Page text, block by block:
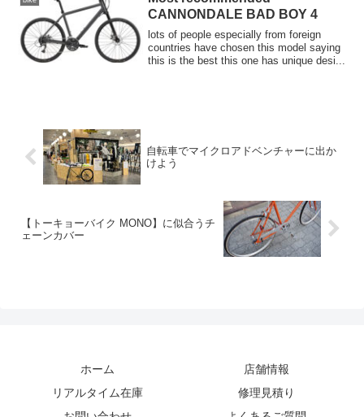
CANNONDALE BAD BOY 4
lots of people especially from foreign
countries have chosen this model saying
this is the best this one has unique desi...
自転車でマイクロアドベンチャーに出か
けよう
【トーキョーバイク MONO】に似合うチ
ェーンカバー
ホーム
店舗情報
リアルタイム在庫
修理見積り